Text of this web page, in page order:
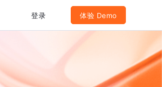
登录 体验 Demo